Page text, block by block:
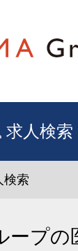
求人検索
索
ープの